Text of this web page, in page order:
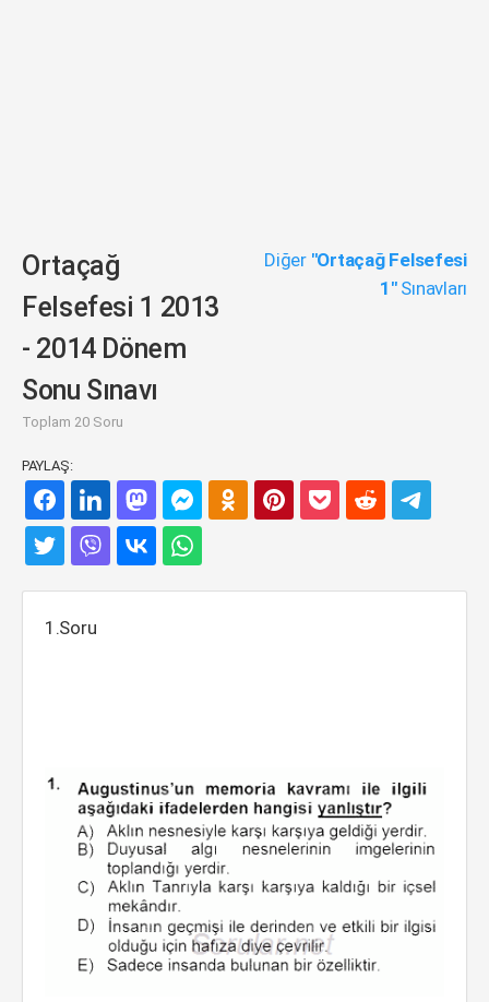
Ortaçağ
Felsefesi 1 2013
- 2014 Dönem
Sonu Sınavı
Toplam 20 Soru
Diğer "Ortaçağ Felsefesi
1"Sınavları
PAYLAŞ:
1.Soru